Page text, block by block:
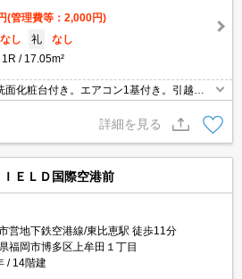
(管理費等：2,000円)
なし 礼
なし
1R 17.05m²
化粧台付き。エアコン1基付き。引越指
詳細を見る
ＩＥＬＤ国際空港前
営地下鉄空港線/東比恵駅 徒歩11分
福岡市博多区上牟田１丁目
14階建